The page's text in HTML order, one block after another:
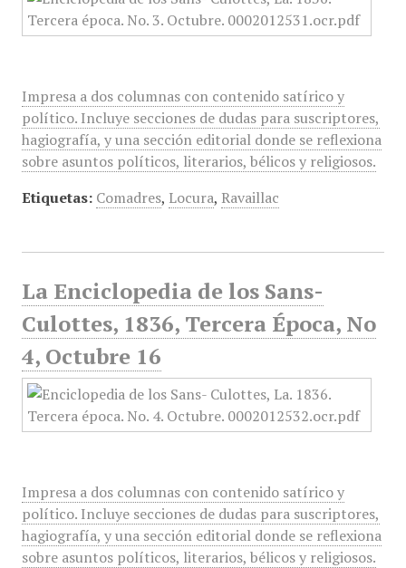
Impresa a dos columnas con contenido satírico y
político. Incluye secciones de dudas para suscriptores,
hagiografía, y una sección editorial donde se reflexiona
sobre asuntos políticos, literarios, bélicos y religiosos.
Etiquetas: Comadres, Locura, Ravaillac
La Enciclopedia de los Sans-
Culottes, 1836, Tercera Época, No
4, Octubre 16
Impresa a dos columnas con contenido satírico y
político. Incluye secciones de dudas para suscriptores,
hagiografía, y una sección editorial donde se reflexiona
sobre asuntos políticos, literarios, bélicos y religiosos.